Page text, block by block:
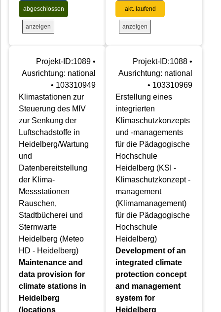
abgeschlossen
anzeigen
akt. laufend
anzeigen
Projekt-ID:1089 •
Ausrichtung: national
• 103310949
Klimastationen zur
Steuerung des MIV
zur Senkung der
Luftschadstoffe in
Heidelberg/Wartung
und
Datenbereitstellung
der Klima-
Messstationen
Rauschen,
Stadtbücherei und
Sternwarte
Heidelberg (Meteo
HD - Heidelberg)
Maintenance and
data provision for
climate stations in
Heidelberg
(locations
Projekt-ID:1088 •
Ausrichtung: national
• 103310969
Erstellung eines
integrierten
Klimaschutzkonzepts
und -managements
für die Pädagogische
Hochschule
Heidelberg (KSI -
Klimaschutzkonzept -
management
(Klimamanagement)
für die Pädagogische
Hochschule
Heidelberg)
Development of an
integrated climate
protection concept
and management
system for
Heidelberg